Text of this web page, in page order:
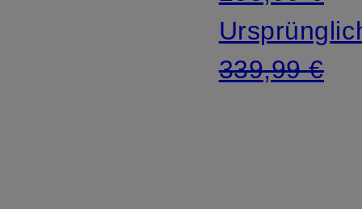
mit
Leinen
339,99 €